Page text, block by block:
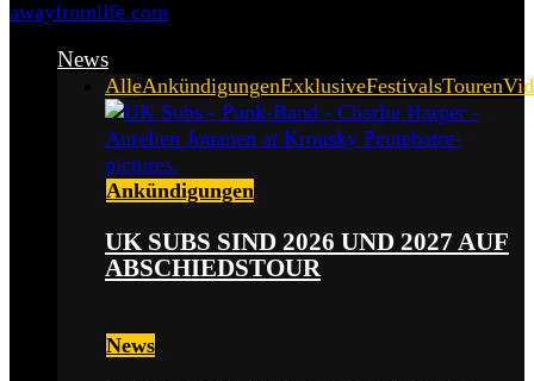
News
AlleAnkündigungenExklusiveFestivalsTouren
Ankündigungen
UK SUBS SIND 2026 UND 2027 AUF
ABSCHIEDSTOUR
News